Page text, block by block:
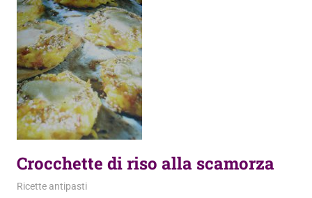
Crocchette di riso alla scamorza
19 Luglio 2013
admin
Ricette antipasti